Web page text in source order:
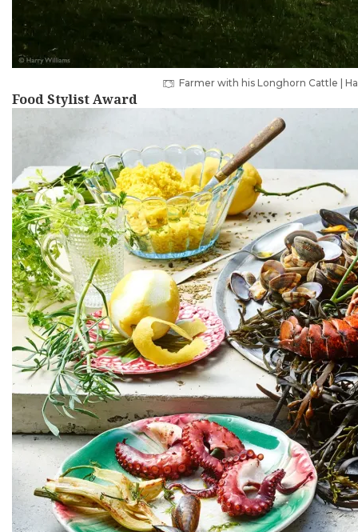
Farmer with his Longhorn Cattle |
Food Stylist Award